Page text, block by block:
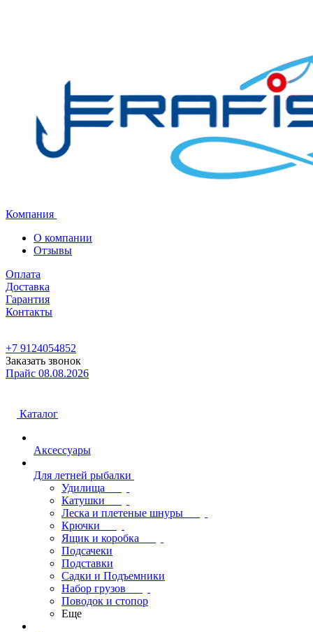
Компания
О компании
Отзывы
Оплата
Доставка
Гарантия
Контакты
+7 9124054852
Заказать звонок
Прайс 08.08.2026
Каталог
Аксессуары
Для летней рыбалки
Удилища
Катушки
Леска и плетеные шнуры
Крючки
Ящик и коробка
Подсачеки
Подставки
Садки и Подъемники
Набор грузов
Поводок и стопор
Еще